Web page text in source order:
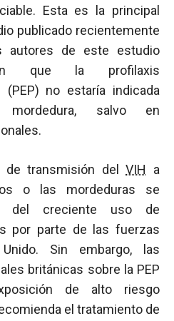
Esta es la principal
publicado recientemente
autores de este estudio
que la profilaxis
(PEP) no estaría indicada
salvo en
de transmisión delVIH
a
o las mordeduras se
del creciente uso de
por parte de las fuerzas
Sin embargo, las
británicas sobre la PEP
de alto riesgo
el tratamiento de